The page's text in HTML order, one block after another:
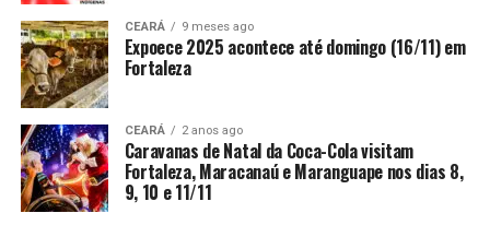
CEARÁ 9 meses ago
Expoece 2025 acontece até domingo (16/11) em
Fortaleza
CEARÁ 2 anos ago
Caravanas de Natal da Coca-Cola visitam
Fortaleza, Maracanaú e Maranguape nos dias 8,
9, 10 e 11/11